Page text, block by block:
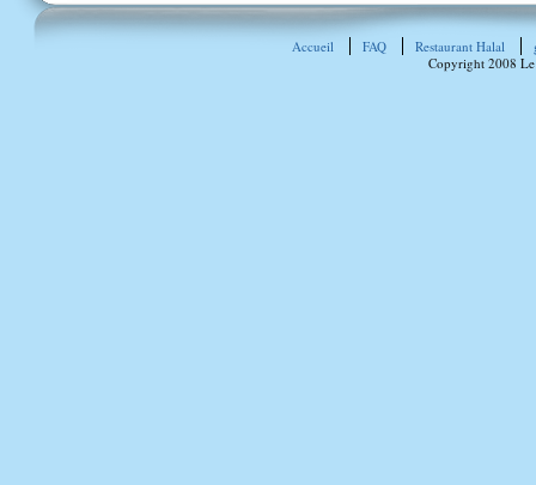
Accueil FAQ Restaurant Halal
Copyright 2008